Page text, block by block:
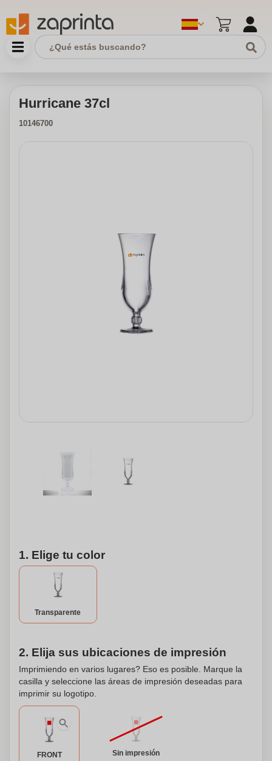
Hurricane 37cl
10146700
1. Elige tu color
Transparente
2. Elija sus ubicaciones de impresión
Imprimiendo en varios lugares? Eso es posible. Marque la
casilla y seleccione las áreas de impresión deseadas para
imprimir su logotipo.
FRONT Sin impresión